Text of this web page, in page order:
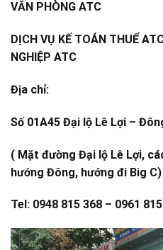
VĂN PHÒNG ATC
DỊCH VỤ KẾ TOÁN THUẾ
NGHIỆP ATC
Địa chỉ:
Số 01A45 Đại lộ Lê Lợi –
( Mặt đường Đại lộ Lê Lợi,
hướng Đông, hướng đi Big C)
Tel: 0948 815 368 – 0961